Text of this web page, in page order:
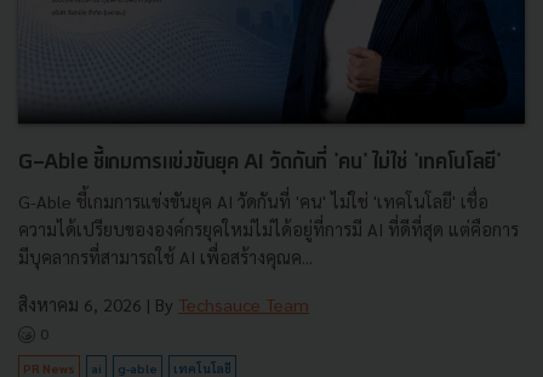
G-Able ชี้เกมการแข่งขันยุค AI วัดกันที่ 'คน' ไม่ใช่ 'เทคโนโลยี'
G-Able ชี้เกมการแข่งขันยุค AI วัดกันที่ 'คน' ไม่ใช่ 'เทคโนโลยี' เชื่อ
ความได้เปรียบขององค์กรยุคใหม่ไม่ได้อยู่ที่การมี AI ที่ดีที่สุด แต่คือการ
มีบุคลากรที่สามารถใช้ AI เพื่อสร้างคุณค...
สิงหาคม 6, 2026 | By Techsauce Team
0
PR News ai g-able เทคโนโลยี